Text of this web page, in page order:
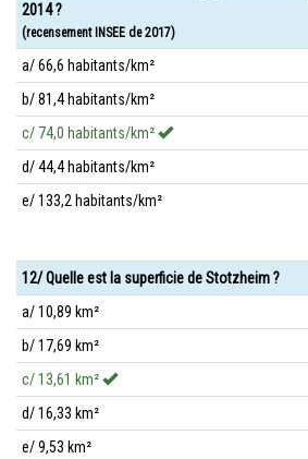
2014 ?
(recensement INSEE de 2017)
a/ 66,6 habitants/km²
b/ 81,4 habitants/km²
c/ 74,0 habitants/km²
d/ 44,4 habitants/km²
e/ 133,2 habitants/km²
12/ Quelle est la superficie de Stotzheim ?
a/ 10,89 km²
b/ 17,69 km²
c/ 13,61 km²
d/ 16,33 km²
e/ 9,53 km²